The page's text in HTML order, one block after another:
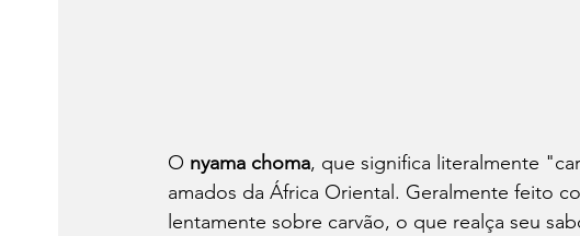
O nyama choma, que significa literalmente
amados da África Oriental. Geralmente feito
lentamente sobre carvão, o que realça seu